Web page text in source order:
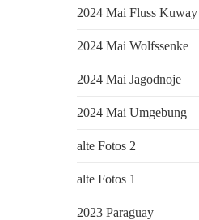
2024 Mai Fluss Kuway
2024 Mai Wolfssenke
2024 Mai Jagodnoje
2024 Mai Umgebung
alte Fotos 2
alte Fotos 1
2023 Paraguay